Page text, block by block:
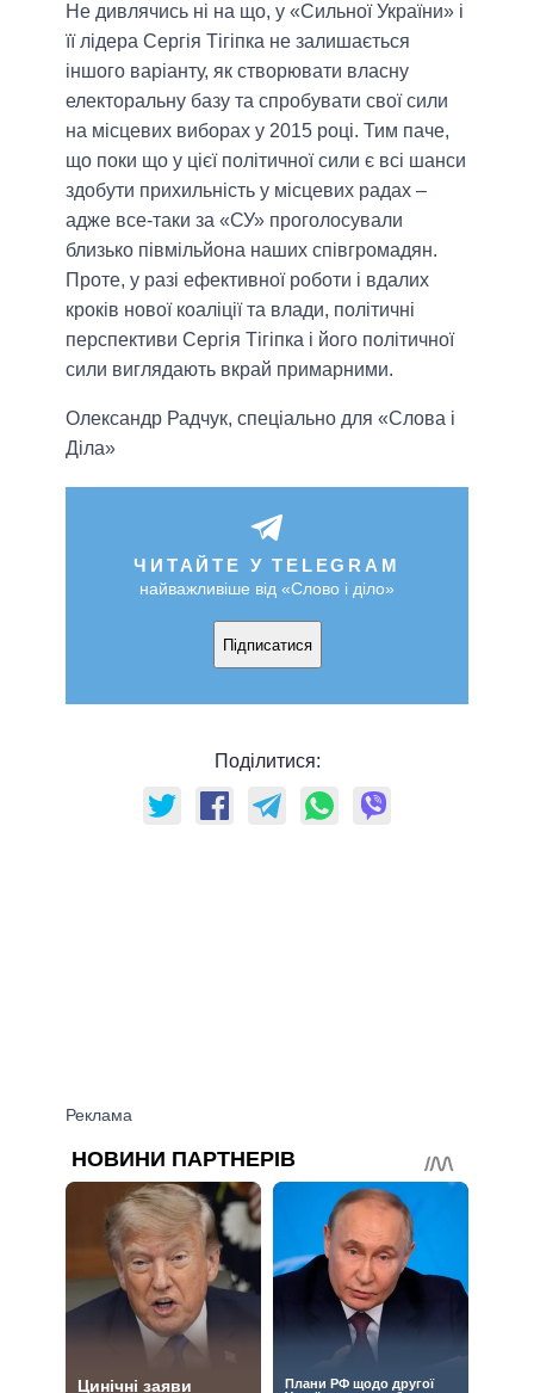
Не дивлячись ні на що, у «Сильної України» і
її лідера Сергія Тігіпка не залишається
іншого варіанту, як створювати власну
електоральну базу та спробувати свої сили
на місцевих виборах у 2015 році. Тим паче,
що поки що у цієї політичної сили є всі шанси
здобути прихильність у місцевих радах –
адже все-таки за «СУ» проголосували
близько півмільйона наших співгромадян.
Проте, у разі ефективної роботи і вдалих
кроків нової коаліції та влади, політичні
перспективи Сергія Тігіпка і його політичної
сили виглядають вкрай примарними.
Олександр Радчук, спеціально для «Слова і
Діла»
ЧИТАЙТЕ У TELEGRAM
найважливіше від «Слово і діло»
Підписатися
Поділитися: